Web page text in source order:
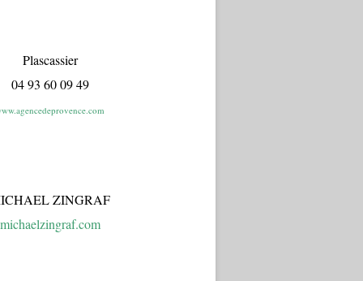
Plascassier
04 93 60 09 49
ZINGRAF
michaelzingraf.com